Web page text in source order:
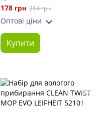
178 грн 214 грн
Оптові ціни
Купити